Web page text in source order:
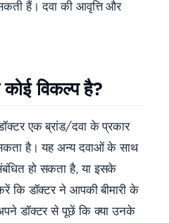
हैं। दवा की आवृत्ति और
विकल्प है?
एक ब्रांड/दवा के प्रकार
है। यह अन्य दवाओं के साथ
हो सकता है, या इसके
कि डॉक्टर ने आपकी बीमारी के
डॉक्टर से पूछें कि क्या उनके